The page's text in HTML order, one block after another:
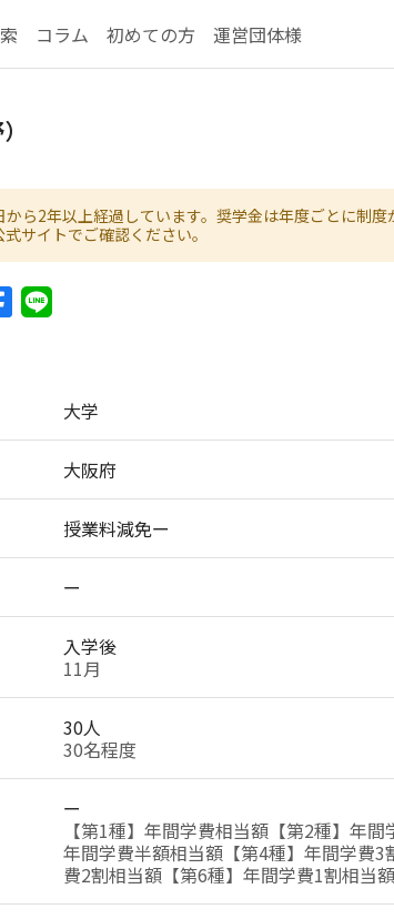
コラム 初めての方 運営団体様
から2年以上経過しています。奨学金は年度ごとに制度
サイトでご確認ください。
大学
大阪府
授業料減免ー
ー
入学後
11月
30人
30名程度
ー
【第1種】年間学費相当額【第2種】年間
年間学費半額相当額【第4種】年間学費3
費2割相当額【第6種】年間学費1割相当額